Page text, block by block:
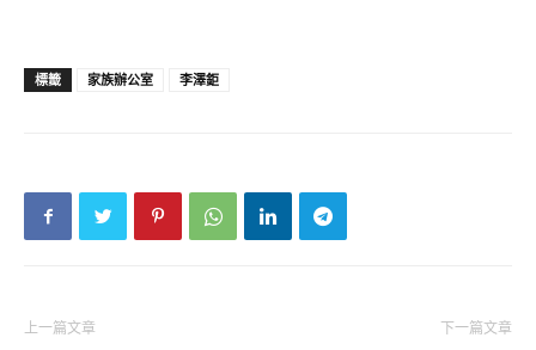
標籤 家族辦公室 李澤鉅
上一篇文章 下一篇文章